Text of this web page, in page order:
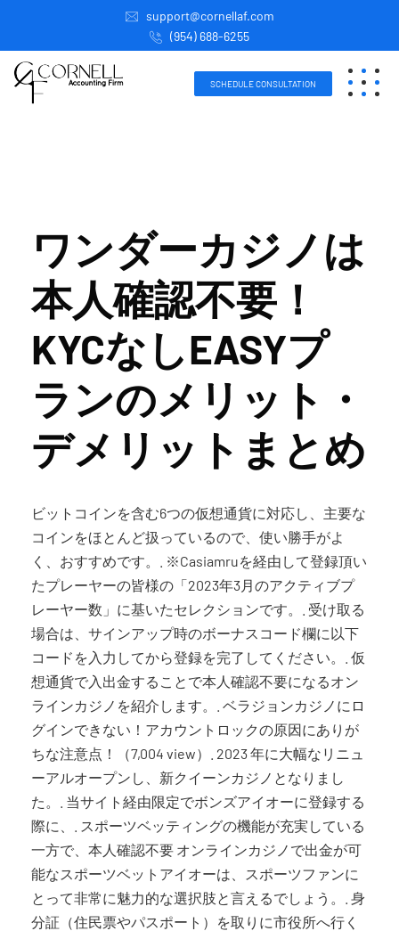
support@cornellaf.com
(954) 688-6255
SCHEDULE CONSULTATION
ワンダーカジノは
本人確認不要！
KYCなしEASYプ
ランのメリット・
デメリットまとめ
ビットコインを含む6つの仮想通貨に対応し、主要な
コインをほとんど扱っているので、使い勝手がよ
く、おすすめです。. ※Casiamruを経由して登録頂い
たプレーヤーの皆様の「2023年3月のアクティブプ
レーヤー数」に基いたセレクションです。. 受け取る
場合は、サインアップ時のボーナスコード欄に以下
コードを入力してから登録を完了してください。. 仮
想通貨で入出金することで本人確認不要になるオン
ラインカジノを紹介します。. ベラジョンカジノにロ
グインできない！アカウントロックの原因にありが
ちな注意点！（7,004 view）. 2023 年に大幅なリニュ
ーアルオープンし、新クイーンカジノとなりまし
た。. 当サイト経由限定でボンズアイオーに登録する
際に、. スポーツベッティングの機能が充実している
一方で、本人確認不要 オンラインカジノで出金が可
能なスポーツベットアイオーは、スポーツファンに
とって非常に魅力的な選択肢と言えるでしょう。. 身
分証（住民票やパスポート）を取りに市役所へ行く